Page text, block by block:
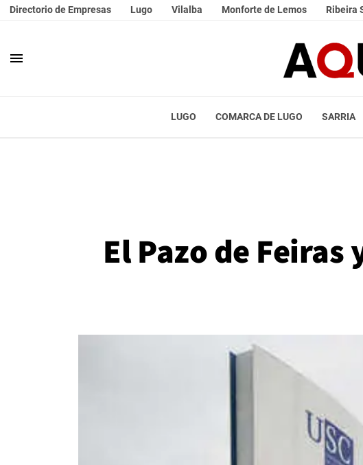
Directorio de Empresas Lugo Vilalba Monforte de Lemos Ribeira
menu
LUGO COMARCA DE LUGO SARRIA
El Pazo de Feiras